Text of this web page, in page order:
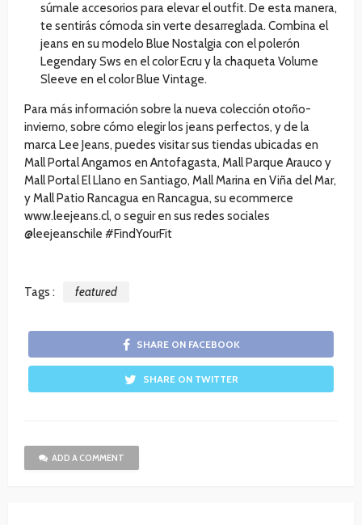
súmale accesorios para elevar el outfit. De esta manera,
te sentirás cómoda sin verte desarreglada. Combina el
jeans en su modelo Blue Nostalgia con el polerón
Legendary Sws en el color Ecru y la chaqueta Volume
Sleeve en el color Blue Vintage.
Para más información sobre la nueva colección otoño-
invierno, sobre cómo elegir los jeans perfectos, y de la
marca Lee Jeans, puedes visitar sus tiendas ubicadas en
Mall Portal Angamos en Antofagasta, Mall Parque Arauco y
Mall Portal El Llano en Santiago, Mall Marina en Viña del Mar,
y Mall Patio Rancagua en Rancagua, su ecommerce
www.leejeans.cl, o seguir en sus redes sociales
@leejeanschile #FindYourFit
Tags : featured
SHARE ON FACEBOOK
SHARE ON TWITTER
ADD A COMMENT